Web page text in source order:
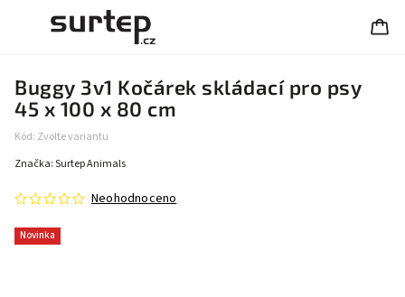
Buggy 3v1 Kočárek skládací pro psy
45 x 100 x 80 cm
Kód: Zvolte variantu
Novinka
Neohodnoceno
Značka:Surtep Animals